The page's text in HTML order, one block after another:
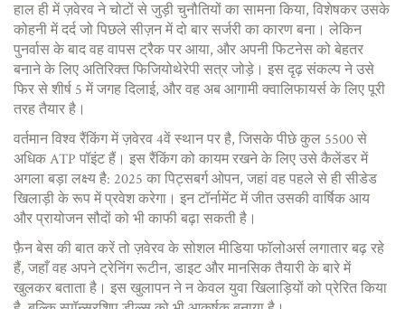
हाल ही में ज़वेरव ने चोटों से जुड़ी चुनौतियों का सामना किया, विशेषकर उसके
कोहनी में दर्द जो पिछले सीज़न में दो बार सर्जरी का कारण बना। लेकिन
पुनर्वास के बाद वह वापस ट्रैक पर आया, और अपनी फिटनेस को बेहतर
बनाने के लिए अतिरिक्त फिजियोथेरेपी सत्र जोड़े। इस दृढ़ संकल्प ने उसे
फिर से शीर्ष 5 में जगह दिलाई, और वह अब आगामी क्वालिफायर्स के लिए पूरी
तरह तैयार है।
वर्तमान विश्व रैंकिंग में ज़वेरव 4वें स्थान पर है, जिसके पीछे कुल 5500 से
अधिक ATP पॉइंट हैं। इस रैंकिंग को कायम रखने के लिए उसे कैलेंडर में
अगला बड़ा लक्ष्य है: 2025 का पिट्सबर्ग ओपन, जहां वह पहले से ही सीडेड
खिलाड़ी के रूप में प्रवेश करेगा। इन टॉर्नामेंट में जीत उसकी वार्षिक आय
और प्रायोजन सौदों को भी काफी बढ़ा सकती है।
फ़ैन बेस की बात करें तो ज़वेरव के सोशल मीडिया फॉलोअर्स लगातार बढ़ रहे
हैं, जहाँ वह अपने ट्रेनिंग रूटीन, डाइट और मानसिक तैयारी के बारे में
खुलकर बताता है। इस खुलापन ने न केवल युवा खिलाड़ियों को प्रेरित किया